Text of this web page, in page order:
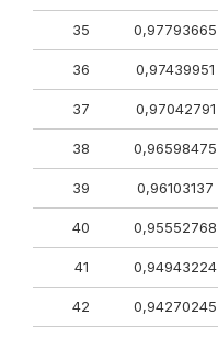
35 0,97793665
36 0,97439951
37 0,97042791
38 0,96598475
39 0,96103137
40 0,95552768
41 0,94943224
42 0,94270245